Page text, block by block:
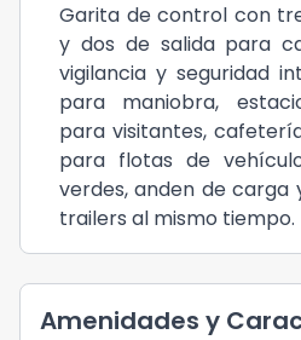
Garita de control con
y dos de salida para
vigilancia y seguridad
para maniobra,
para visitantes,
para flotas de
verdes, anden de
trailers al mismo tiempo.
Amenidades y